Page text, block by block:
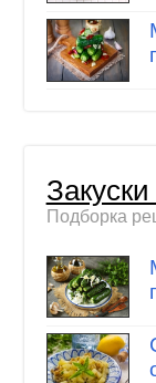
Подборка